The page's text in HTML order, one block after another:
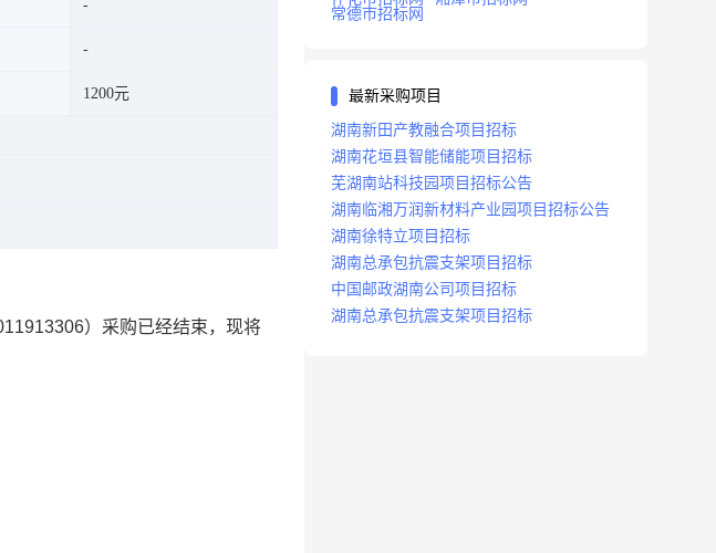
1200元
）采购已经结束，现将
常德市招标网
最新采购项目
湖南新田产教融合项目招标
湖南花垣县智能储能项目招标
芜湖南站科技园项目招标公告
湖南临湘万润新材料产业园项目招标公告
湖南徐特立项目招标
湖南总承包抗震支架项目招标
中国邮政湖南公司项目招标
湖南总承包抗震支架项目招标